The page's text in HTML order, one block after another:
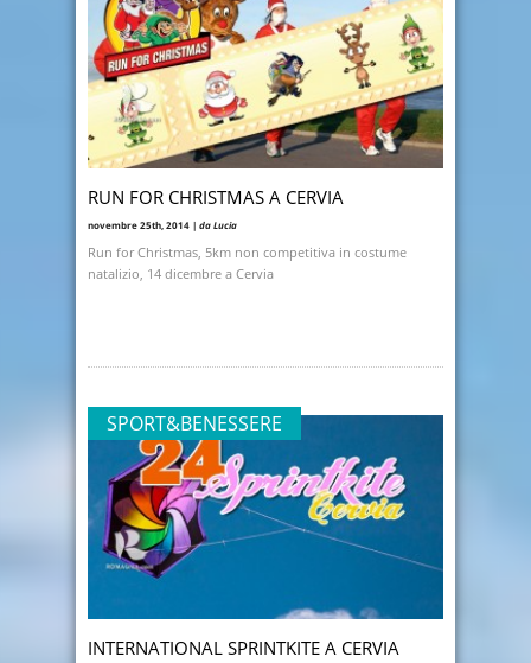
RUN FOR CHRISTMAS A CERVIA
novembre 25th, 2014 | da Lucia
Run for Christmas, 5km non competitiva in costume
natalizio, 14 dicembre a Cervia
SPORT&BENESSERE
INTERNATIONAL SPRINTKITE A CERVIA